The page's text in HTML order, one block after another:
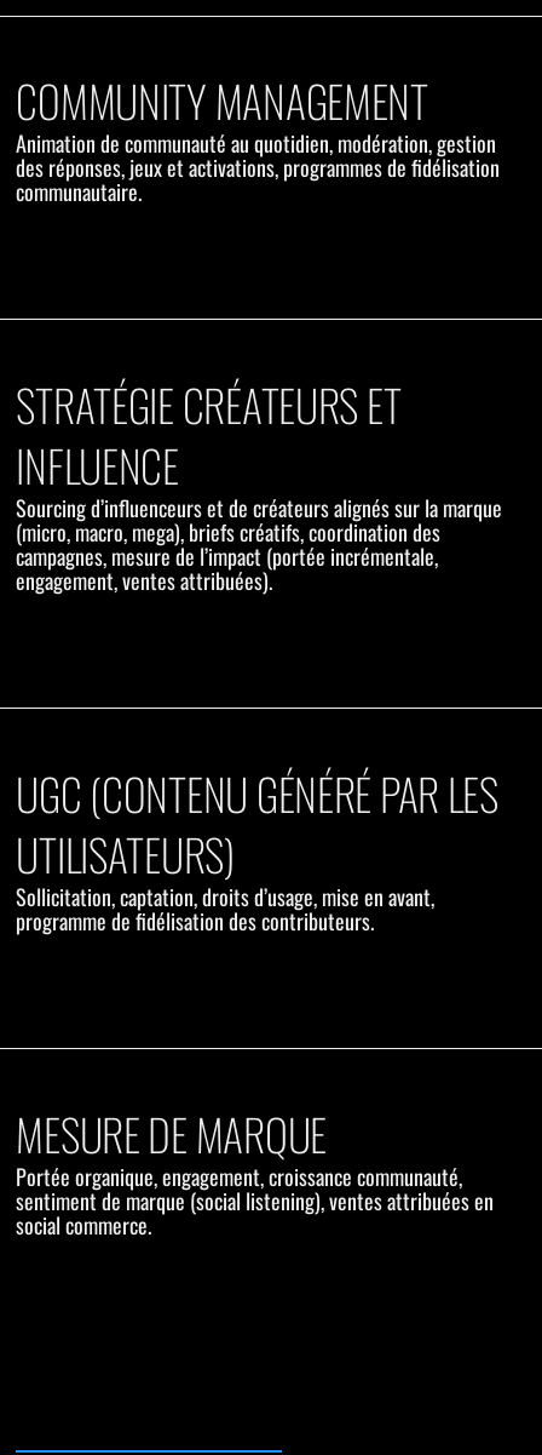
COMMUNITY MANAGEMENT
Animation de communauté au quotidien, modération, gestion
des réponses, jeux et activations, programmes de fidélisation
communautaire.
STRATÉGIE CRÉATEURS ET
INFLUENCE
Sourcing d’influenceurs et de créateurs alignés sur la marque
(micro, macro, mega), briefs créatifs, coordination des
campagnes, mesure de l’impact (portée incrémentale,
engagement, ventes attribuées).
UGC (CONTENU GÉNÉRÉ PAR LES
UTILISATEURS)
Sollicitation, captation, droits d’usage, mise en avant,
programme de fidélisation des contributeurs.
MESURE DE MARQUE
Portée organique, engagement, croissance communauté,
sentiment de marque (social listening), ventes attribuées en
social commerce.